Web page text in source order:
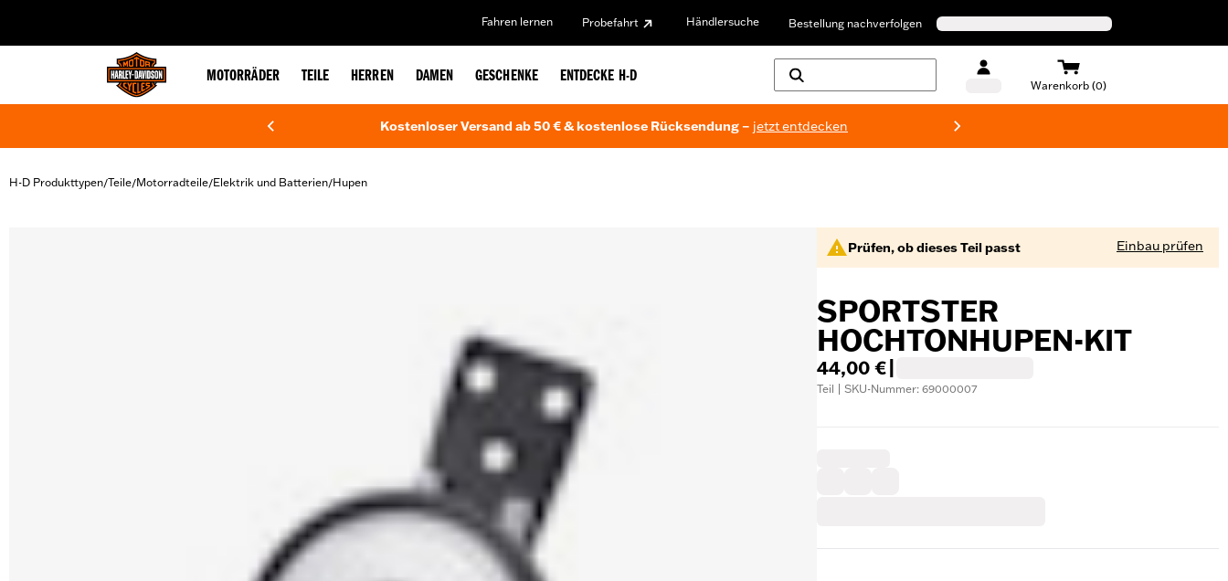
Fahren lernen Probefahrt Händlersuche Bestellung nachverfolgen
MOTORRÄDER TEILE HERREN DAMEN GESCHENKE ENTDECKE H-D
Warenkorb (0)
Kostenloser Versand ab 50 € & kostenlose Rücksendung – jetzt entdecken
H-D Produkttypen/Teile/Motorradteile/Elektrik und Batterien/Hupen
Prüfen, ob dieses Teil passt Einbau prüfen
SPORTSTER
HOCHTONHUPEN-KIT
44,00 €
Teil | SKU-Nummer: 69000007